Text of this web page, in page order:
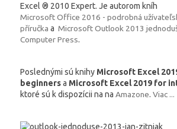
Excel ® 2010 Expert. Je autorom kníh
Microsoft Office 2016 - podrobná
příručka a Microsoft Outlook 2013
Computer Press.
Poslednými sú knihy Microsoft Excel
beginnersa Microsoft Excel 2019 for
ktoré sú k dispozícii na na Amazone. Viac ...